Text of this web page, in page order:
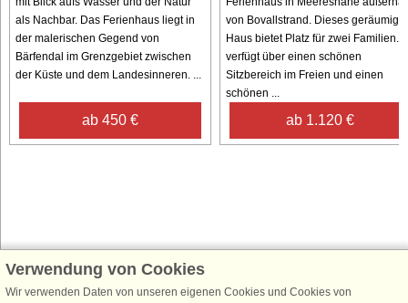
als Nachbar. Das Ferienhaus liegt in
der malerischen Gegend von
Bärfendal im Grenzgebiet zwischen
der Küste und dem Landesinneren. ...
ab 450 €
von Bovallstrand. Dieses geräumige
Haus bietet Platz für zwei Familien.
verfügt über einen schönen
Sitzbereich im Freien und einen
schönen ...
ab 1.120 €
Schließen Sie sich 100.000 Ferienhaus-Fans an
Verwendung von Cookies
Wir verwenden Daten von unseren eigenen Cookies und Cookies von